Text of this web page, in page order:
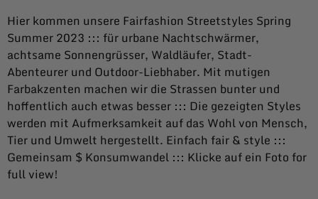
Hier kommen unsere Fairfashion Streetstyles Spring
Summer 2023 ::: für urbane Nachtschwärmer,
achtsame Sonnengrüsser, Waldläufer, Stadt-
Abenteurer und Outdoor-Liebhaber. Mit mutigen
Farbakzenten machen wir die Strassen bunter und
hoffentlich auch etwas besser ::: Die gezeigten Styles
werden mit Aufmerksamkeit auf das Wohl von Mensch,
Tier und Umwelt hergestellt. Einfach fair & style :::
Gemeinsam $ Konsumwandel ::: Klicke auf ein Foto for
full view!